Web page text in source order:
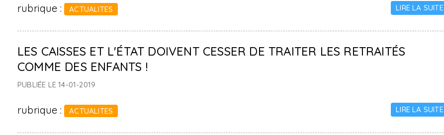
rubrique : ACTUALITES LIRE LA SUITE
LES CAISSES ET L'ÉTAT DOIVENT CESSER DE TRAITER LES RETRAITÉS
COMME DES ENFANTS !
PUBLIÉE LE 14-01-2019
rubrique : ACTUALITES LIRE LA SUITE